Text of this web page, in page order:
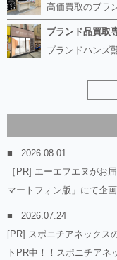
ブランド品買取
2026.08.01
［PR] エーエフエヌがお
マートフォン版」にて企
2026.07.24
[PR] スポニチアネックス
トPR中！！スポニチアネ